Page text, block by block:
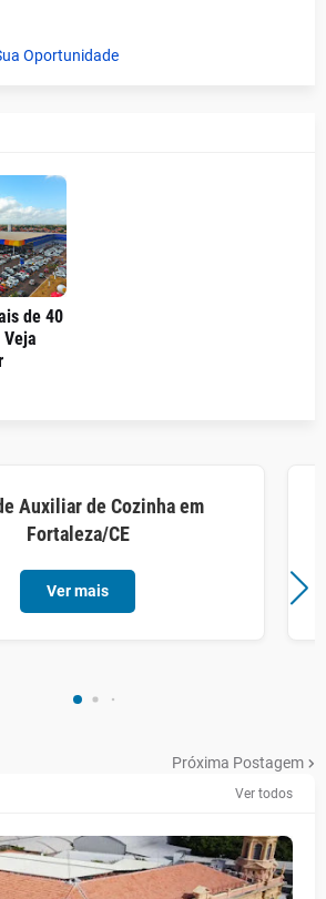
Oportunidade
de 40
Auxiliar de Cozinha em
Fortaleza/CE
Ver mais
Próxima Postagem
Ver todos